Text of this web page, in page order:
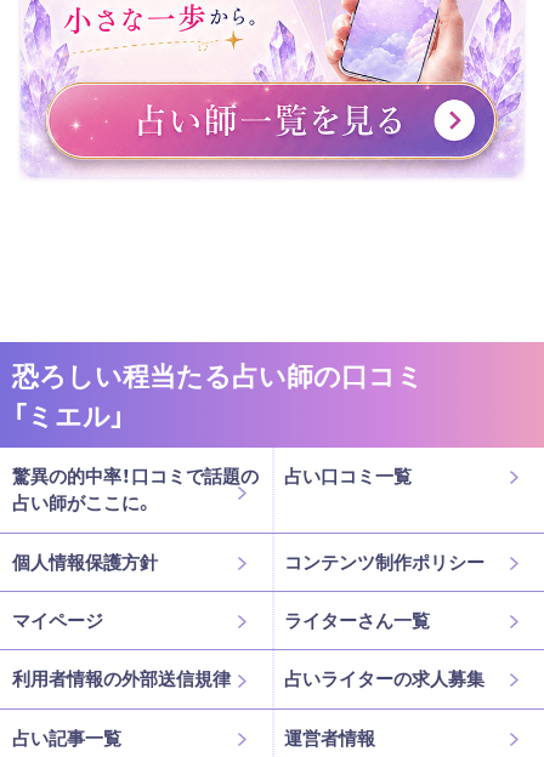
恐ろしい程当たる占い師の口コミ
「ミエル」
驚異の的中率！口コミで話題の
占い師がここに。
占い口コミ一覧
個人情報保護方針 コンテンツ制作ポリシー
マイページ ライターさん一覧
利用者情報の外部送信規律 占いライターの求人募集
占い記事一覧 運営者情報